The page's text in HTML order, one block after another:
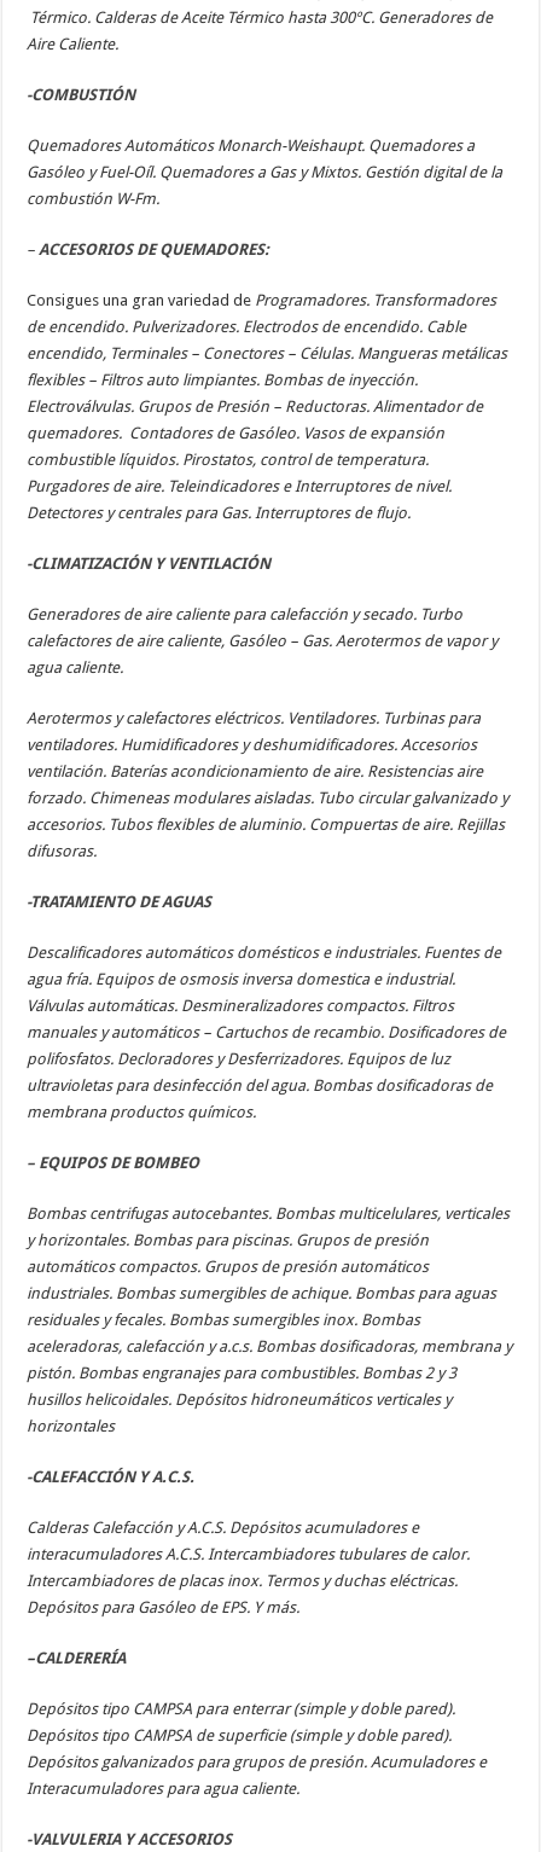
Térmico. Calderas de Aceite Térmico hasta 300ºC. Generadores de
Aire Caliente.
-COMBUSTIÓN
Quemadores Automáticos Monarch-Weishaupt. Quemadores a
Gasóleo y Fuel-Oíl. Quemadores a Gas y Mixtos. Gestión digital de la
combustión W-Fm.
– ACCESORIOS DE QUEMADORES:
Consigues una gran variedad de Programadores. Transformadores
de encendido. Pulverizadores. Electrodos de encendido. Cable
encendido, Terminales – Conectores – Células. Mangueras metálicas
flexibles – Filtros auto limpiantes. Bombas de inyección.
Electroválvulas. Grupos de Presión – Reductoras. Alimentador de
quemadores. Contadores de Gasóleo. Vasos de expansión
combustible líquidos. Pirostatos, control de temperatura.
Purgadores de aire. Teleindicadores e Interruptores de nivel.
Detectores y centrales para Gas. Interruptores de flujo.
-CLIMATIZACIÓN Y VENTILACIÓN
Generadores de aire caliente para calefacción y secado. Turbo
calefactores de aire caliente, Gasóleo – Gas. Aerotermos de vapor y
agua caliente.
Aerotermos y calefactores eléctricos. Ventiladores. Turbinas para
ventiladores. Humidificadores y deshumidificadores. Accesorios
ventilación. Baterías acondicionamiento de aire. Resistencias aire
forzado. Chimeneas modulares aisladas. Tubo circular galvanizado y
accesorios. Tubos flexibles de aluminio. Compuertas de aire. Rejillas
difusoras.
-TRATAMIENTO DE AGUAS
Descalificadores automáticos domésticos e industriales. Fuentes de
agua fría. Equipos de osmosis inversa domestica e industrial.
Válvulas automáticas. Desmineralizadores compactos. Filtros
manuales y automáticos – Cartuchos de recambio. Dosificadores de
polifosfatos. Decloradores y Desferrizadores. Equipos de luz
ultravioletas para desinfección del agua. Bombas dosificadoras de
membrana productos químicos.
– EQUIPOS DE BOMBEO
Bombas centrifugas autocebantes. Bombas multicelulares, verticales
y horizontales. Bombas para piscinas. Grupos de presión
automáticos compactos. Grupos de presión automáticos
industriales. Bombas sumergibles de achique. Bombas para aguas
residuales y fecales. Bombas sumergibles inox. Bombas
aceleradoras, calefacción y a.c.s. Bombas dosificadoras, membrana y
pistón. Bombas engranajes para combustibles. Bombas 2 y 3
husillos helicoidales. Depósitos hidroneumáticos verticales y
horizontales
-CALEFACCIÓN Y A.C.S.
Calderas Calefacción y A.C.S. Depósitos acumuladores e
interacumuladores A.C.S. Intercambiadores tubulares de calor.
Intercambiadores de placas inox. Termos y duchas eléctricas.
Depósitos para Gasóleo de EPS. Y más.
–CALDERERÍA
Depósitos tipo CAMPSA para enterrar (simple y doble pared).
Depósitos tipo CAMPSA de superficie (simple y doble pared).
Depósitos galvanizados para grupos de presión. Acumuladores e
Interacumuladores para agua caliente.
-VALVULERIA Y ACCESORIOS